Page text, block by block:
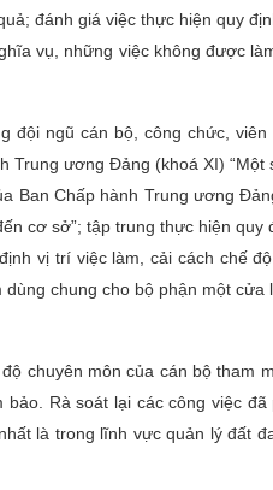
đánh giá việc thực hiện quy
vụ, những việc không được
đội ngũ cán bộ, công chức, viên
Trung ương Đảng (khoá XI) “Một
Ban Chấp hành Trung ương
cơ sở”; tập trung thực hiện quy
vị trí việc làm, cải cách chế
chung cho bộ phận một cửa
chuyên môn của cán bộ tham
Rà soát lại các công việc đã
là trong lĩnh vực quản lý đất